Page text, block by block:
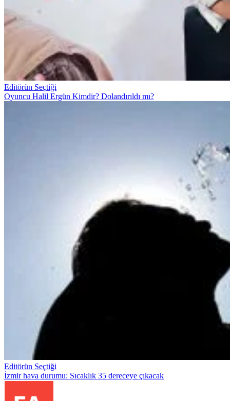
Editörün Seçtiği
Oyuncu Halil Ergün Kimdir? Dolandırıldı mı?
Editörün Seçtiği
İzmir hava durumu: Sıcaklık 35 dereceye çıkacak